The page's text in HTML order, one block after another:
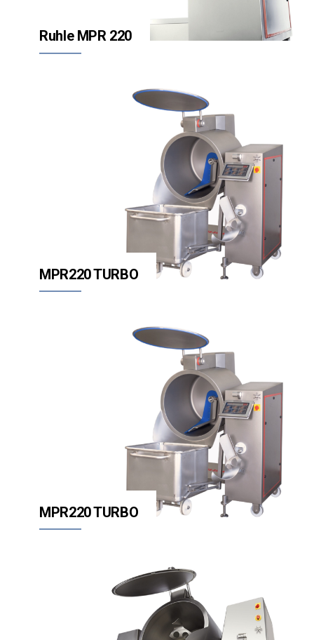
Ruhle MPR 220
MPR220 TURBO
MPR220 TURBO